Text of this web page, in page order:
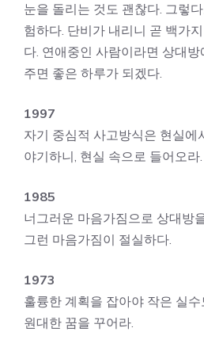
눈을 돌리는 것도 괜찮다. 그렇
험하다. 단비가 내리니 곧 백가
다. 연애중인 사람이라면 상대
주면 좋은 하루가 되겠다.
1997
자기 중심적 사고방식은 현실에
야기하니, 현실 속으로 들어오라.
1985
너그러운 마음가짐으로 상대방
그런 마음가짐이 절실하다.
1973
훌륭한 계획을 잡아야 작은 실
원대한 꿈을 꾸어라.